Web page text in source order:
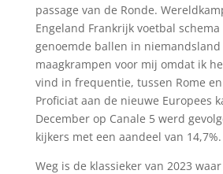
passage van de Ronde.
Engeland Frankrijk voetbal
genoemde ballen in niemandsland
maagkrampen voor mij omdat ik
vind in frequentie, tussen Rome
Proficiat aan de nieuwe Europees
December op Canale 5 werd
kijkers met een aandeel van 14,7%.
Weg is de klassieker van 2023